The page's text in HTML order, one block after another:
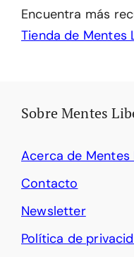
Encuentra más
Tienda de Mentes
Sobre Mentes
Acerca de Mentes
Contacto
Newsletter
Política de